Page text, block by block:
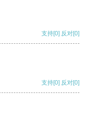
支持[0] 反对[0]
支持[0] 反对[0]